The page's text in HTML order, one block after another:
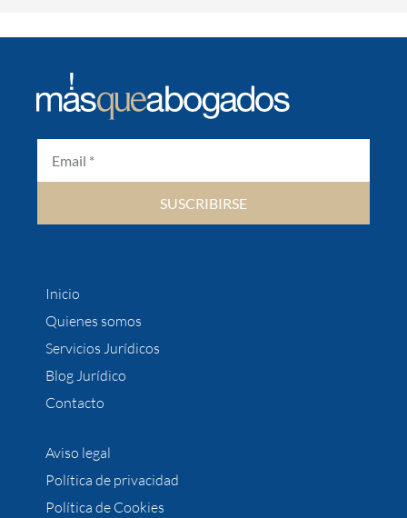
SUSCRIBIRSE
Inicio
Quienes somos
Servicios Jurídicos
Blog Jurídico
Contacto
Aviso legal
Política de privacidad
Política de Cookies